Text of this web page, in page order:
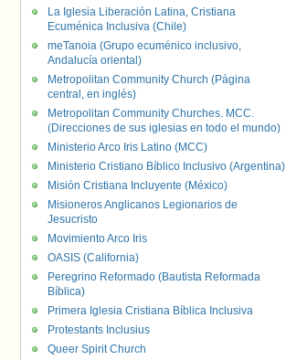
La Iglesia Liberación Latina, Cristiana
Ecuménica Inclusiva (Chile)
meTanoia (Grupo ecuménico inclusivo,
Andalucía oriental)
Metropolitan Community Church (Página
central, en inglés)
Metropolitan Community Churches. MCC.
(Direcciones de sus iglesias en todo el mundo)
Ministerio Arco Iris Latino (MCC)
Ministerio Cristiano Bíblico Inclusivo (Argentina)
Misión Cristiana Incluyente (México)
Misioneros Anglicanos Legionarios de
Jesucristo
Movimiento Arco Iris
OASIS (California)
Peregrino Reformado (Bautista Reformada
Bíblica)
Primera Iglesia Cristiana Bíblica Inclusiva
Protestants Inclusius
Queer Spirit Church